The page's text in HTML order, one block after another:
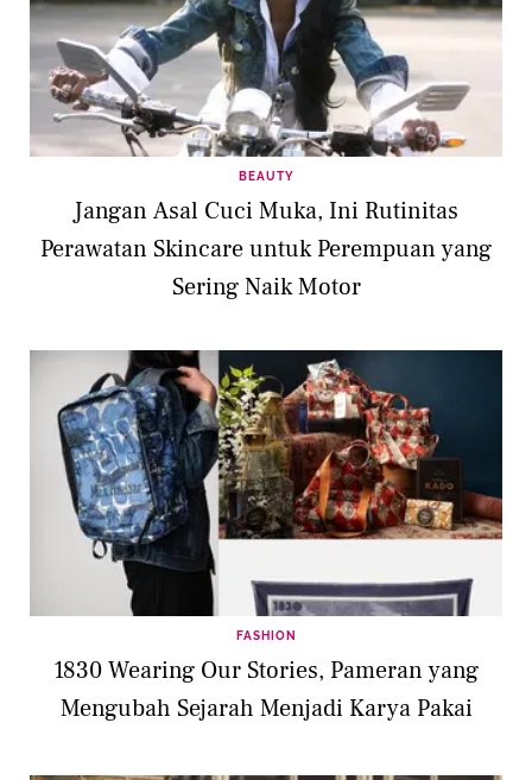
BEAUTY
Jangan Asal Cuci Muka, Ini Rutinitas
Perawatan Skincare untuk Perempuan yang
Sering Naik Motor
FASHION
1830 Wearing Our Stories, Pameran yang
Mengubah Sejarah Menjadi Karya Pakai